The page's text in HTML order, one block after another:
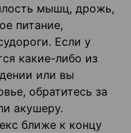
мышц, дрожь,
питание,
Если у
какие-либо из
или вы
обратитесь за
акушеру.
ближе к концу